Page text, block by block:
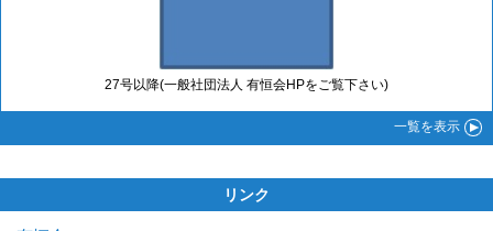
27号以降(一般社団法人 有恒会HPをご覧下さい)
一覧を表示
リンク